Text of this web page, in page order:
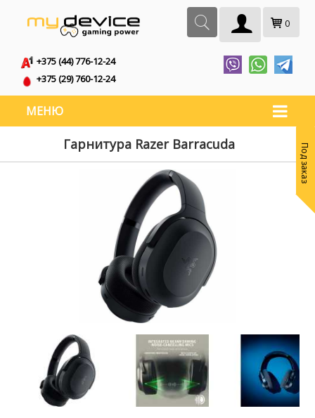
0
+375 (44) 776-12-24
+375 (29) 760-12-24
МЕНЮ
Гарнитура Razer Barracuda Под заказ